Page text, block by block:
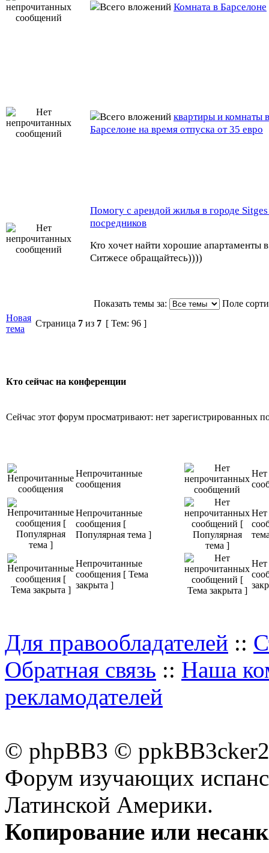
Комната в Барселоне
квартиры и комнаты в
Барселоне на время отпуска от 35 евро
Помогу с арендой жилья в городе Sitges
посредников
Кто хочет найти хорошие апартаменты в
Ситжесе обращайтесь))))
Показать темы за:
Поле
Новая
тема
Страница 7 из 7 [ Тем: 96 ]
Кто сейчас на конференции
Сейчас этот форум просматривают: нет зарегистрированных
Непрочитанные
сообщения
Нет
Непрочитанные
сообщения [
Популярная тема ]
Нет
Непрочитанные
сообщения [ Тема
закрыта ]
Нет
Для правообладателей ::
Обратная связь :: Наша
рекламодателей
© phpBB3 ©
Форум изучающих
Латинской Америки.
Копирование или